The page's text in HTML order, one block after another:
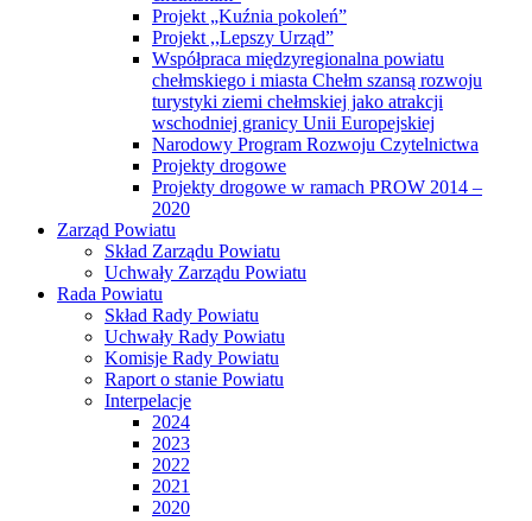
Projekt „Kuźnia pokoleń”
Projekt ,,Lepszy Urząd”
Współpraca międzyregionalna powiatu
chełmskiego i miasta Chełm szansą rozwoju
turystyki ziemi chełmskiej jako atrakcji
wschodniej granicy Unii Europejskiej
Narodowy Program Rozwoju Czytelnictwa
Projekty drogowe
Projekty drogowe w ramach PROW 2014 –
2020
Zarząd Powiatu
Skład Zarządu Powiatu
Uchwały Zarządu Powiatu
Rada Powiatu
Skład Rady Powiatu
Uchwały Rady Powiatu
Komisje Rady Powiatu
Raport o stanie Powiatu
Interpelacje
2024
2023
2022
2021
2020